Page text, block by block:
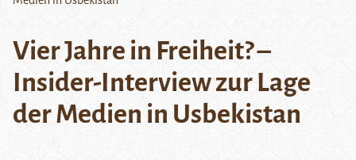
Vier Jahre in Freiheit? –
Insider-Interview zur Lage
der Medien in Usbekistan